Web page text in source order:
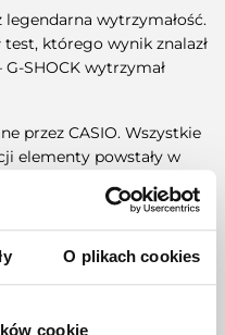
O plikach cookies
cookie
wytrzymałość.
test, którego wynik znalazł
SHOCK wytrzymał
przez CASIO. Wszystkie
elementy powstały w
w produkcji zegarków